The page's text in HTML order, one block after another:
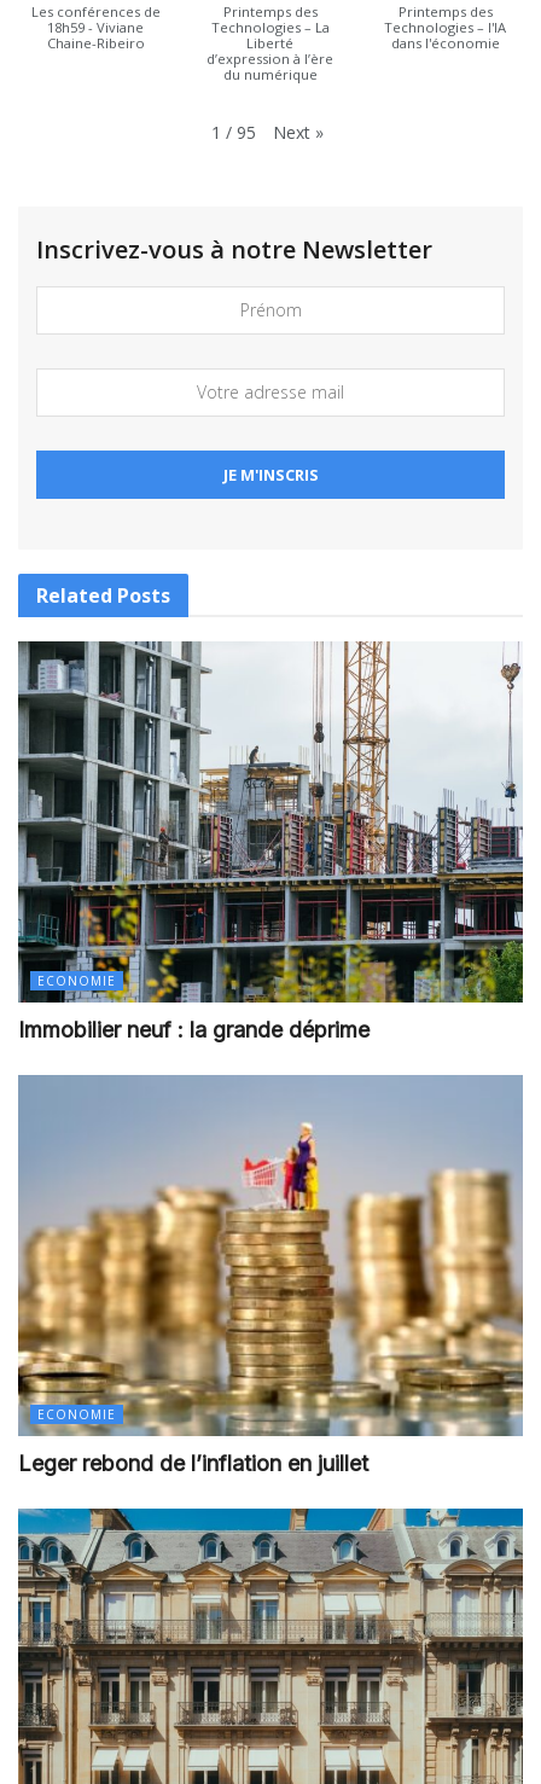
Les conférences de
18h59 - Viviane
Chaine-Ribeiro
Printemps des
Technologies – La
Liberté
d’expression à l’ère
du numérique
Printemps des
Technologies – l'IA
dans l'économie
1 / 95 Next »
Inscrivez-vous à notre Newsletter
Related Posts
ECONOMIE
Immobilier neuf : la grande déprime
ECONOMIE
Leger rebond de l’inflation en juillet